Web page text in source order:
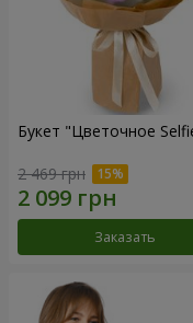
Букет "Цветочное
2 469 грн
Заказать